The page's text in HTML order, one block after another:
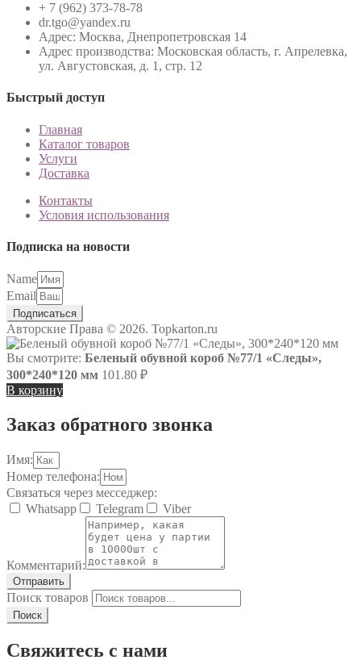
+ 7 (962) 373-78-78
dr.tgo@yandex.ru
Адрес: Москва, Днепропетровская 14
Адрес производства: Московская область, г. Апрелевка,
ул. Августовская, д. 1, стр. 12
Быстрый доступ
Главная
Каталог товаров
Услуги
Доставка
Контакты
Условия использования
Подписка на новости
Name
Email
Подписаться
Авторские Права © 2026. Topkarton.ru
Вы смотрите: Беленый обувной короб №77/1 «Следы»,
300*240*120 мм 101.80 ₽
В корзину
Заказ обратного звонка
Имя:
Номер телефона:
Связаться через месседжер:
Whatsapp
Telegram Viber
Комментарий:
Отправить
Поиск товаров
Поиск
Свяжитесь с нами